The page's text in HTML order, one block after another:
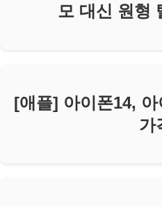
모 대신 원형
[애플] 아이폰14,
가